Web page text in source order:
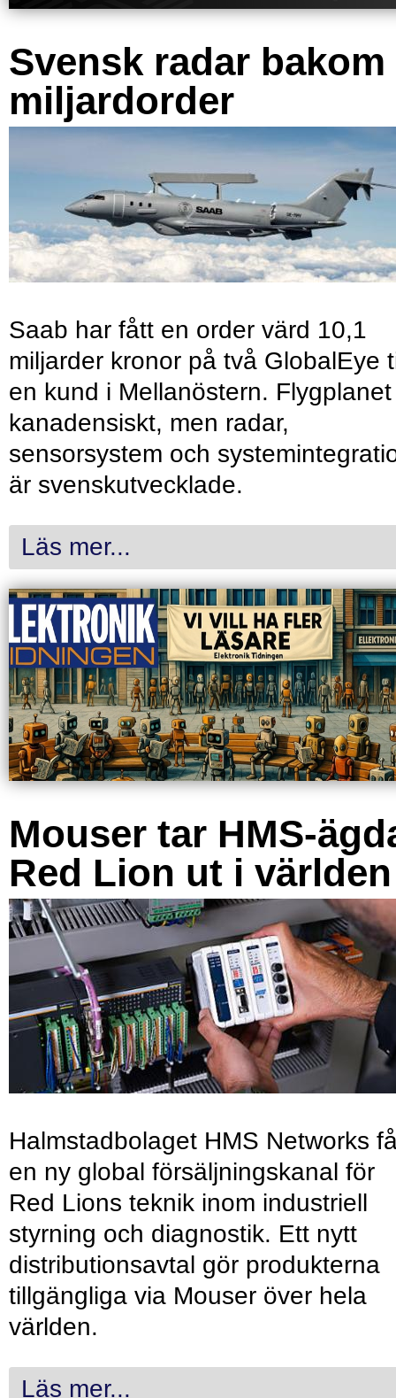
Svensk radar bakom
miljardorder
Saab har fått en order värd 10,1
miljarder kronor på två GlobalEye
en kund i Mellanöstern.
kanadensiskt, men radar,
sensorsystem och
är svenskutvecklade.
Läs mer...
Mouser tar HMS-
Red Lion ut i världen
Halmstadbolaget HMS Networks
en ny global försäljningskanal för
Red Lions teknik inom industriell
styrning och diagnostik. Ett nytt
distributionsavtal gör produkterna
tillgängliga via Mouser över hela
världen.
Läs mer...